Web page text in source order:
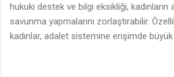
hukuki destek ve bilgi eksikliği, kadınların
savunma yapmalarını zorlaştırabilir.
kadınlar, adalet sistemine erişimde